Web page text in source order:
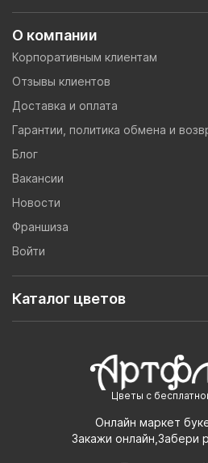
Цветы с
Онлайн маркет
Закажи онлайн,Забери
О компании
Корпоративным клиентам
Отзывы клиентов
Доставка и оплата
Гарантии, политика обмена и
Блог
Вакансии
Новости
Франшиза
Войти
Каталог цветов